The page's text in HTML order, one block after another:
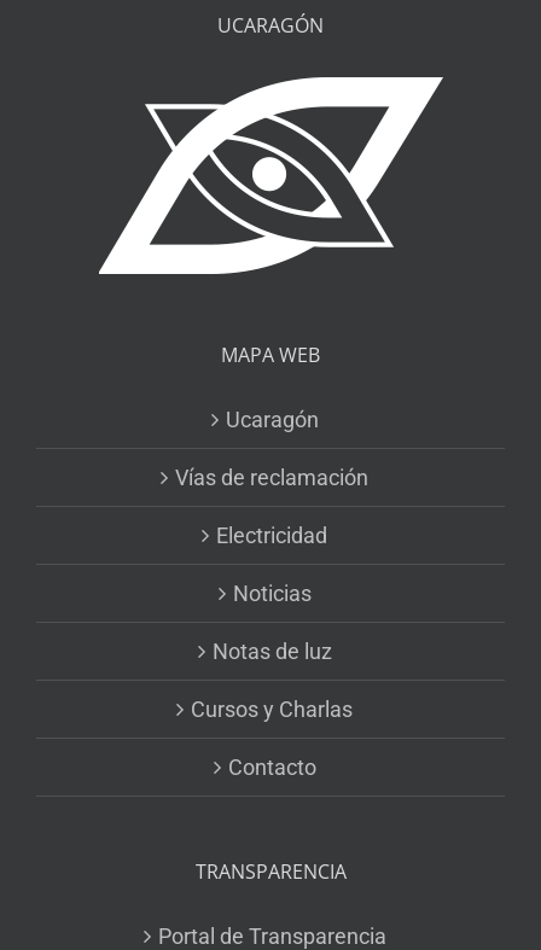
UCARAGÓN
MAPA WEB
Ucaragón
Vías de reclamación
Electricidad
Noticias
Notas de luz
Cursos y Charlas
Contacto
TRANSPARENCIA
Portal de Transparencia